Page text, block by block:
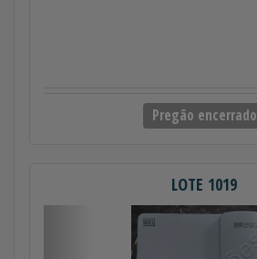
Pregão encerrado
LOTE 1019